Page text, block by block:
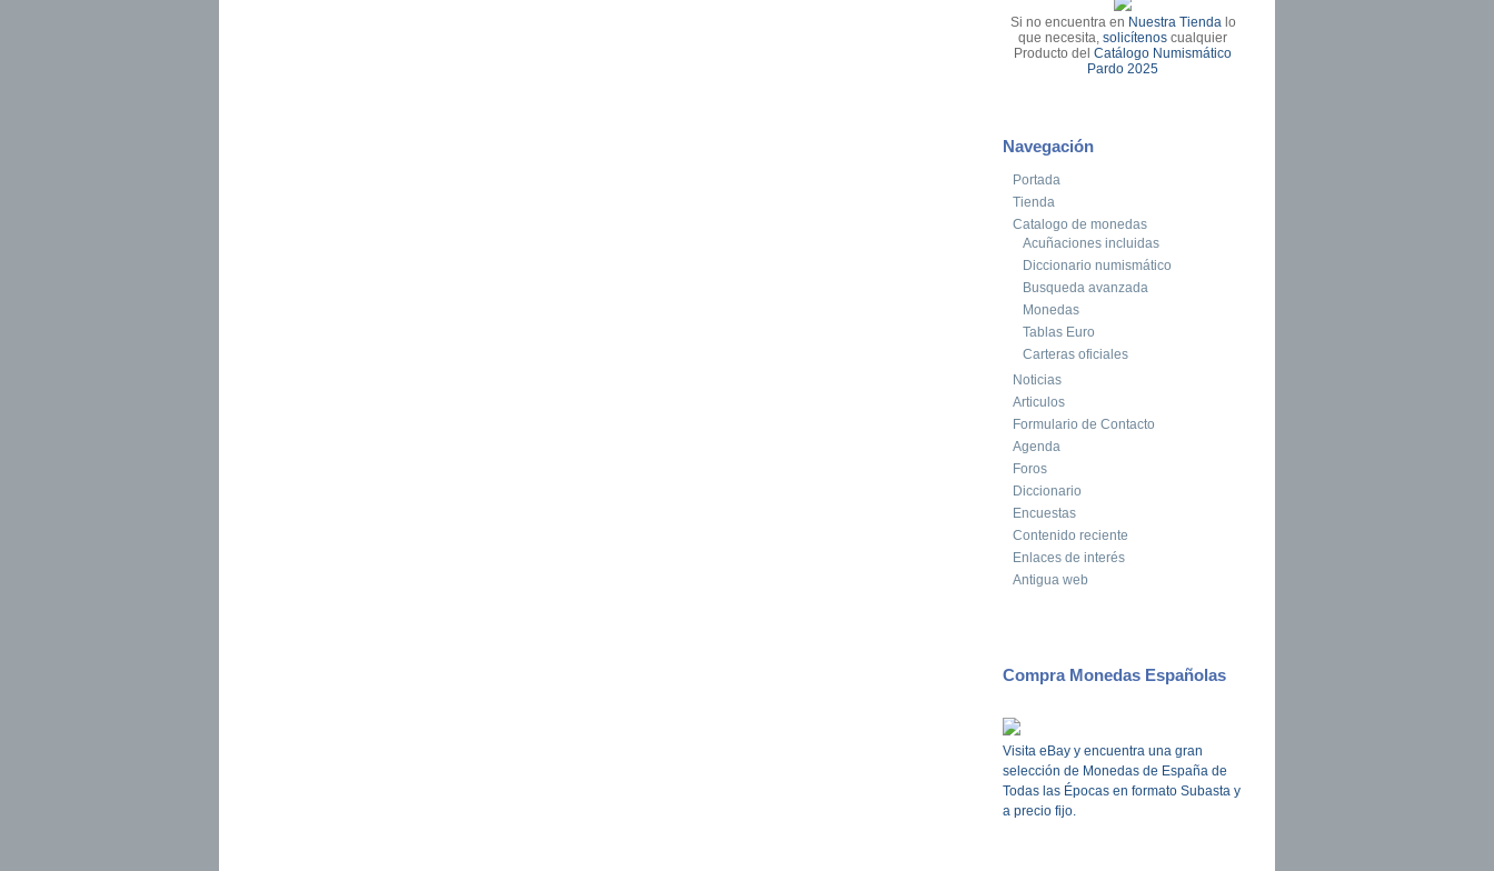
Si no encuentra en Nuestra Tienda lo
que necesita,solicítenos cualquier
Producto delCatálogo Numismático
Pardo 2025
Navegación
Portada
Tienda
Catalogo de monedas
Acuñaciones incluidas
Diccionario numismático
Busqueda avanzada
Monedas
Tablas Euro
Carteras oficiales
Noticias
Articulos
Formulario de Contacto
Agenda
Foros
Diccionario
Encuestas
Contenido reciente
Enlaces de interés
Antigua web
Compra Monedas Españolas
Visita eBay y encuentra una gran
selección de Monedas de España de
Todas las Épocas en formato Subasta y
a precio fijo.